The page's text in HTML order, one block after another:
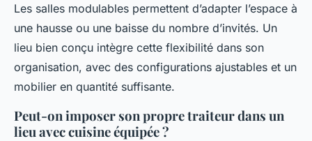
Les salles modulables permettent d’adapter l’espace à
une hausse ou une baisse du nombre d’invités. Un
lieu bien conçu intègre cette flexibilité dans son
organisation, avec des configurations ajustables et un
mobilier en quantité suffisante.
Peut-on imposer son propre traiteur dans un
lieu avec cuisine équipée ?